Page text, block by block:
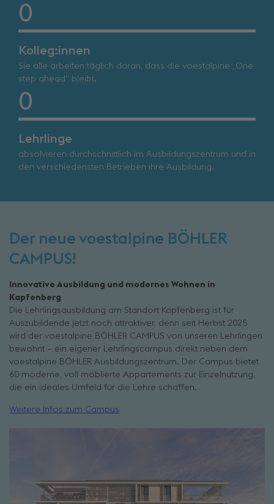
0
Kolleg:innen
Sie alle arbeiten täglich daran, dass die voestalpine „One
step ahead“ bleibt.
0
Lehrlinge
absolvieren durchschnittlich im Ausbildungszentrum und in
den verschiedensten Betrieben ihre Ausbildung.
Der neue voestalpine BÖHLER
CAMPUS!
Innovative Ausbildung und modernes Wohnen in
Kapfenberg
Die Lehrlingsausbildung am Standort Kapfenberg ist für
Auszubildende jetzt noch attraktiver, denn seit Herbst 2025
wird der voestalpine BÖHLER CAMPUS von unseren Lehrlingen
bewohnt – ein eigener Lehrlingscampus direkt neben dem
voestalpine BÖHLER Ausbildungszentrum. Der Campus bietet
60 moderne, voll möblierte Appartements zur Einzelnutzung,
die ein ideales Umfeld für die Lehre schaffen.
Weitere Infos zum Campus